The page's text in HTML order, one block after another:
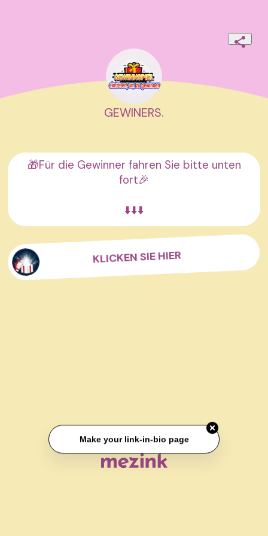
GEWINERS.
🎁Für die Gewinner fahren Sie bitte unten
fort🎉
⬇️⬇️⬇️
KLICKEN SIE HIER
Make your link-in-bio page